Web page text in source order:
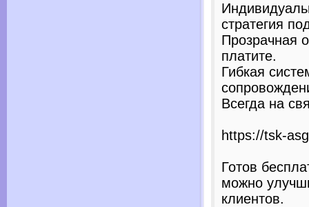
стратегия
Прозрачная
платите.
Гибкая
Всегда на
https://tsk-
Готов
можно
клиентов.